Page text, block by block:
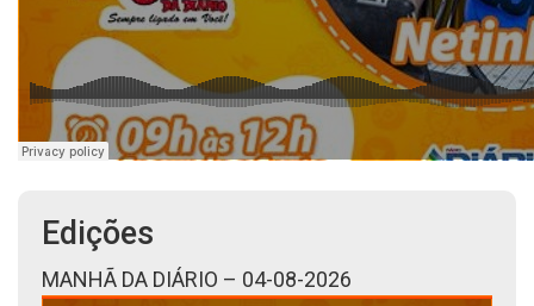
Edições
MANHÃ DA DIÁRIO – 04-08-2026